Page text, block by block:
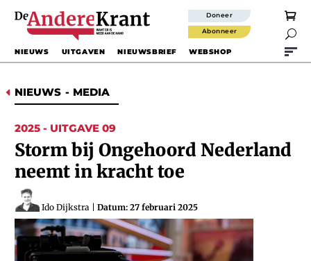
Doneer
Abonneer 
NIEUWS UITGAVEN NIEUWSBRIEF WEBSHOP
D NIEUWS - MEDIA
2025 - UITGAVE 09
Storm bij Ongehoord Nederland
neemt in kracht toe
Ido Dijkstra Datum: 27 februari 2025